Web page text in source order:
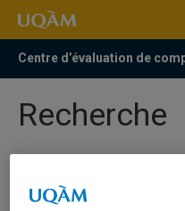
Centre d’évaluation de
Recherche